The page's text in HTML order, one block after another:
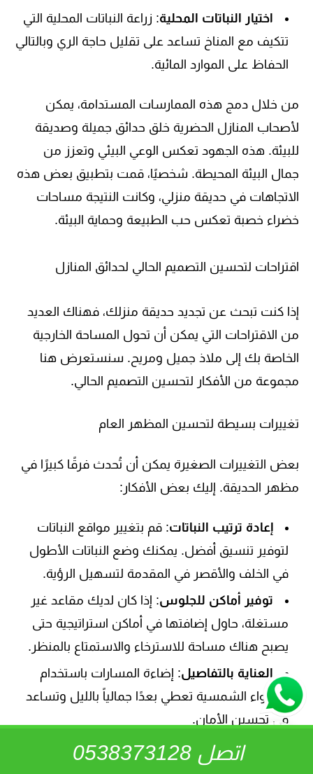
اختيار النباتات المحلية: زراعة النباتات المحلية التي
تتكيف مع المناخ تساعد على تقليل حاجة الري وبالتالي
الحفاظ على الموارد المائية.
من خلال دمج هذه الممارسات المستدامة، يمكن
لأصحاب المنازل الحضرية خلق حدائق جميلة وصديقة
للبيئة. هذه الجهود تعكس الوعي البيئي وتعزز من
جمال البيئة المحيطة. شخصيًا، قمت بتطبيق بعض هذه
الاتجاهات في حديقة منزلي، وكانت النتيجة مساحات
خضراء خصبة تعكس حب الطبيعة وحماية البيئة.
اقتراحات لتحسين التصميم الحالي لحدائق المنازل
إذا كنت تبحث عن تجديد حديقة منزلك، فهناك العديد
من الاقتراحات التي يمكن أن تحول المساحة الخارجية
الخاصة بك إلى ملاذ جميل ومريح. سنستعرض هنا
مجموعة من الأفكار لتحسين التصميم الحالي.
تغييرات بسيطة لتحسين المظهر العام
بعض التغييرات الصغيرة يمكن أن تُحدث فرقًا كبيرًا في
مظهر الحديقة. إليك بعض الأفكار:
إعادة ترتيب النباتات: قم بتغيير مواقع النباتات
لتوفير تنسيق أفضل. يمكنك وضع النباتات الأطول
في الخلف والأقصر في المقدمة لتسهيل الرؤية.
توفير أماكن للجلوس: إذا كان لديك مقاعد غير
مستغلة، حاول إضافتها في أماكن استراتيجية حتى
يصبح هناك مساحة للاسترخاء والاستمتاع بالمنظر.
العناية بالتفاصيل: إضاءة المسارات باستخدام
الأضواء الشمسية تعطي بعدًا جمالياً بالليل وتساعد
في تحسين الأمان.
إضافة عناصر جديدة لإحداث تغيير جذري
اتصل 0538373128